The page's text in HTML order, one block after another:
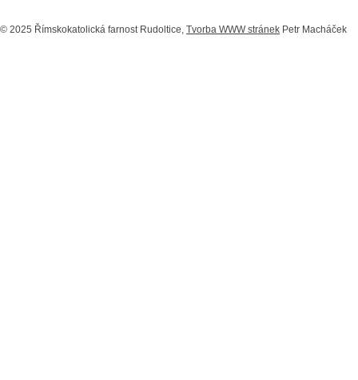
© 2025 Římskokatolická farnost Rudoltice, Tvorba WWW stránek Petr Macháček